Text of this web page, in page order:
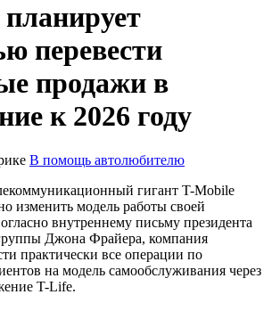
перевести
продажи в
к 2026 году
В помощь автолюбителю
гигант T-Mobile
изменить модель работы своей
внутреннему письму президента
Джона Фрайера, компания
практически все операции по
на модель самообслуживания через
T-Life.